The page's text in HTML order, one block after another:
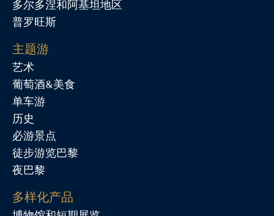
多尔多涅和阿基坦地区
普罗旺斯
主题游
艺术
葡萄酒&美食
单车游
历史
必游景点
徒步游览巴黎
夜巴黎
多样化产品